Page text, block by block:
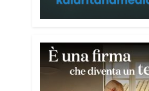
promuove il dialogo e la
tra le diverse realtà del bacino
Tra le testimonianze quella di
giovane libanese del
Giovani del Mediterraneo
campo è molto più di